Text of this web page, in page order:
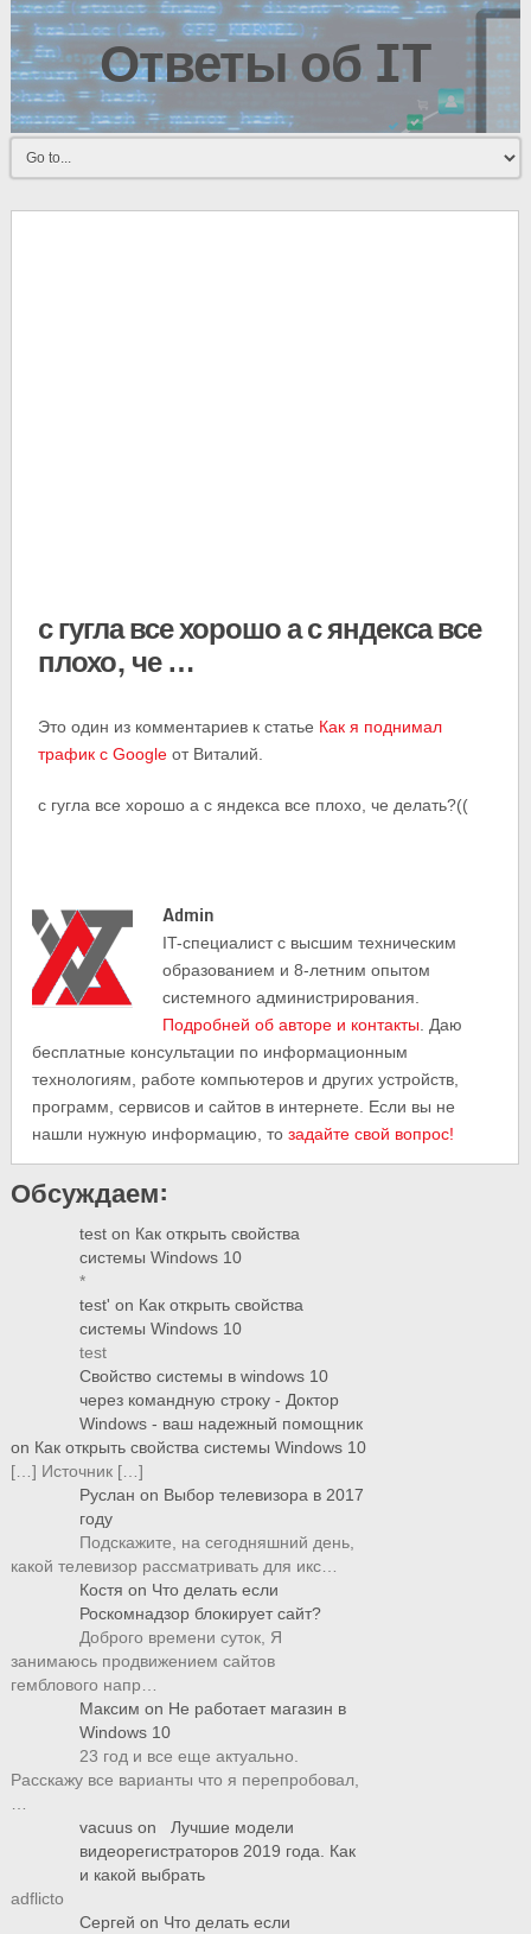
Ответы об IT
с гугла все хорошо а с яндекса все
плохо, че …
Это один из комментариев к статье Как я поднимал
трафик с Googleот Виталий.
с гугла все хорошо а с яндекса все плохо, че делать?((
Admin
IT-cпециалист с высшим техническим
образованием и 8-летним опытом
системного администрирования.
Подробней об авторе и контакты . Даю
бесплатные консультации по информационным
технологиям, работе компьютеров и других устройств,
программ, сервисов и сайтов в интернете. Если вы не
нашли нужную информацию, тозадайте свой вопрос!
Обсуждаем:
test on Как открыть свойства
системы Windows 10
*
test' on Как открыть свойства
системы Windows 10
test
Свойство системы в windows 10
через командную строку - Доктор
Windows - ваш надежный помощник
on Как открыть свойства системы Windows 10
[…] Источник […]
Руслан on Выбор телевизора в 2017
году
Подскажите, на сегодняшний день,
какой телевизор рассматривать для икс…
Костя on Что делать если
Роскомнадзор блокирует сайт?
Доброго времени суток, Я
занимаюсь продвижением сайтов
гемблового напр…
Максим on Не работает магазин в
Windows 10
23 год и все еще актуально.
Расскажу все варианты что я перепробовал,
vacuus on
Лучшие модели
видеорегистраторов 2019 года. Как
и какой выбрать
adflicto
Сергей on Что делать если